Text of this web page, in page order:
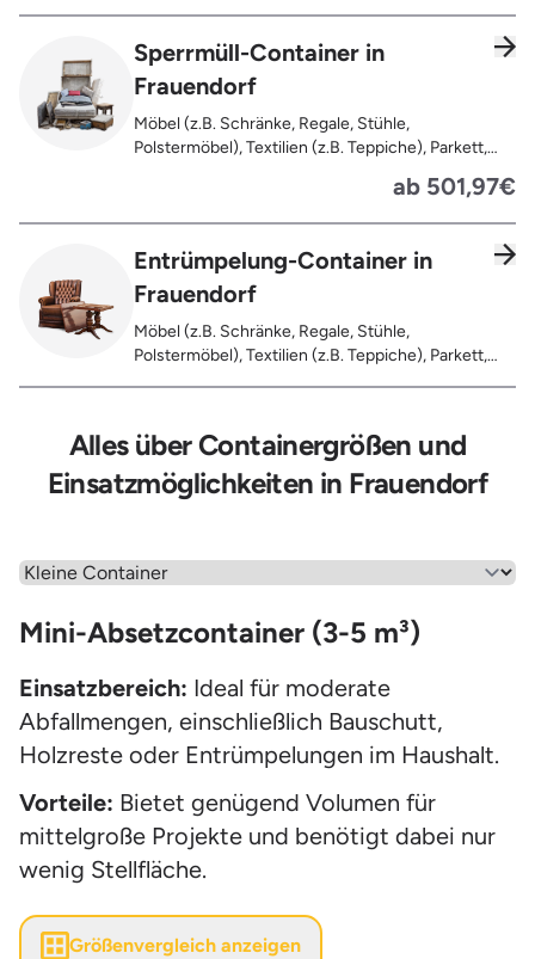
Verfaultes oder verbranntes Holz, Fensterrahmen,
Bahnschwellen, Pflanzfähle, Jägerzaun
Sperrmüll-Container in
Frauendorf
Möbel (z.B. Schränke, Regale, Stühle,
Polstermöbel), Textilien (z.B. Teppiche), Parkett,
Koffer, Fensterholz oder Türholz / Türen (ohne
Glas), Fahrräder, Matratzen, Spielzeug, Bücher,
Laminat
ab 501,97€
Entrümpelung-Container in
Frauendorf
Möbel (z.B. Schränke, Regale, Stühle,
Polstermöbel), Textilien (z.B. Teppiche), Parkett,
Fässer, Eimer, Sonstiger Hausstand
Alles über Containergrößen und
Einsatzmöglichkeiten in Frauendorf
Wähle einen Menüpunkt aus
Mini-Absetzcontainer (3-5 m³)
Einsatzbereich: Ideal für moderate
Abfallmengen, einschließlich Bauschutt,
Holzreste oder Entrümpelungen im Haushalt.
Vorteile: Bietet genügend Volumen für
mittelgroße Projekte und benötigt dabei nur
wenig Stellfläche.
Größenvergleich anzeigen